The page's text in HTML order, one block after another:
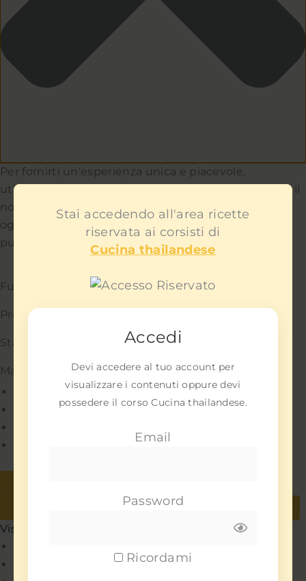
Per fornirti un'esperienza unica e piacevole,
utilizziamo i cookie per capire e aiutarci a migliorare il
nostro sito e servizio. Teniamo a cuore la privacy di
ogni utente e non ti mostreremo contenuti
pubblicitari fastidiosi.
Funzionale Sempre attivo
Preferenze
Statistiche
Marketing
Gestisci opzioni
Gestisci servizi
Per saperne di più su questi scopi
Visualizza le preferenze
Visualizza le preferenze
Stai accedendo all'area ricette
riservata ai corsisti di
Cucina thailandese
Accedi
Devi accedere al tuo account per
visualizzare i contenuti oppure devi
possedere il corso Cucina thailandese.
Email
Password
Ricordami